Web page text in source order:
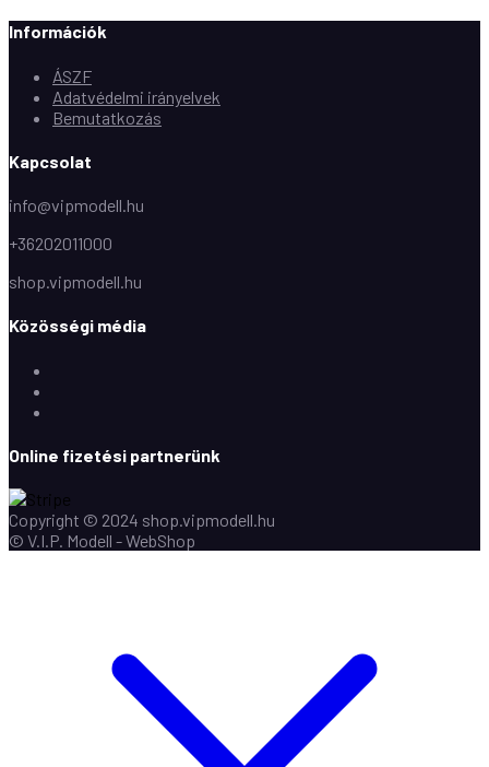
Információk
ÁSZF
Adatvédelmi irányelvek
Bemutatkozás
Kapcsolat
info@vipmodell.hu
+36202011000
shop.vipmodell.hu
Közösségi média
Online fizetési partnerünk
Copyright © 2024 shop.vipmodell.hu
© V.I.P. Modell - WebShop